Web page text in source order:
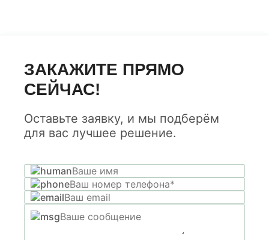
ЗАКАЖИТЕ ПРЯМО
СЕЙЧАС!
Оставьте заявку, и мы подберём
для вас лучшее решение.